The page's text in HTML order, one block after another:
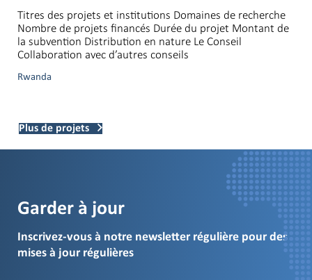
Titres des projets et institutions Domaines de recherche
Nombre de projets financés Durée du projet Montant de
la subvention Distribution en nature Le Conseil
Collaboration avec d’autres conseils
Rwanda
Plus de projets
Garder à jour
Inscrivez-vous à notre newsletter régulière pour des
mises à jour régulières